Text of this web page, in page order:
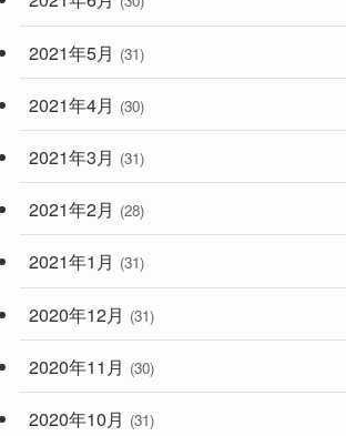
2021年5月 (31)
2021年4月 (30)
2021年3月 (31)
2021年2月 (28)
2021年1月 (31)
2020年12月 (31)
2020年11月 (30)
2020年10月 (31)